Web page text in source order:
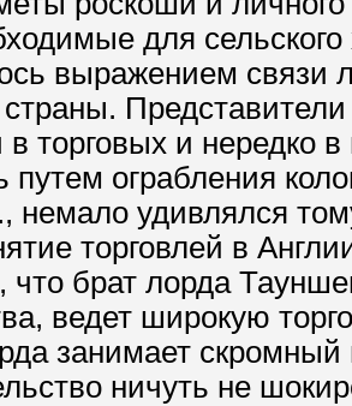
для
выражением связи
Представители
в торговых и нередко
путем ограбления
немало удивлялся
торговлей в
что брат лорда
ведет широкую
занимает скромный
ничуть не